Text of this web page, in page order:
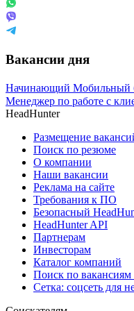
Вакансии дня
Начинающий Мобильный
Менеджер по работе с
HeadHunter
Размещение
Поиск по резюме
О компании
Наши вакансии
Реклама на сайте
Требования к ПО
Безопасный
HeadHunter API
Партнерам
Инвесторам
Каталог компаний
Поиск по вакансиям
Сетка: соцсеть для